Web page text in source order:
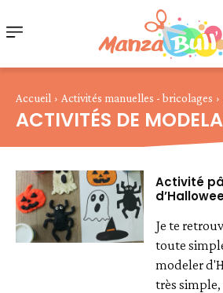
Accueil Activités manuelles - bricolages
ACTIVITÉS DE
Activité
Je te
toute
modeler
très simple,